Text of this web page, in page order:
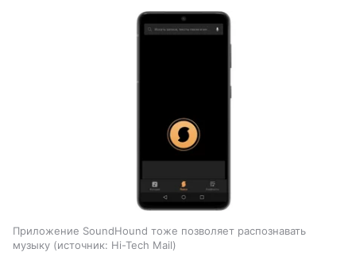
Приложение SoundHound тоже позволяет распознавать
музыку
источник: Hi-Tech Mail